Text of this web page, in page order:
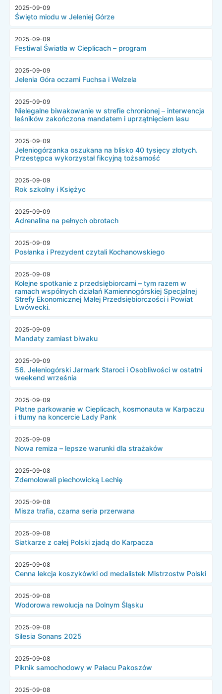
2025-09-09
Święto miodu w Jeleniej Górze
2025-09-09
Festiwal Światła w Cieplicach – program
2025-09-09
Jelenia Góra oczami Fuchsa i Welzela
2025-09-09
Nielegalne biwakowanie w strefie chronionej – interwencja
leśników zakończona mandatem i uprzątnięciem lasu
2025-09-09
Jeleniogórzanka oszukana na blisko 40 tysięcy złotych.
Przestępca wykorzystał fikcyjną tożsamość
2025-09-09
Rok szkolny i Księżyc
2025-09-09
Adrenalina na pełnych obrotach
2025-09-09
Posłanka i Prezydent czytali Kochanowskiego
2025-09-09
Kolejne spotkanie z przedsiębiorcami – tym razem w
ramach wspólnych działań Kamiennogórskiej Specjalnej
Strefy Ekonomicznej Małej Przedsiębiorczości i Powiat
Lwówecki.
2025-09-09
Mandaty zamiast biwaku
2025-09-09
56. Jeleniogórski Jarmark Staroci i Osobliwości w ostatni
weekend września
2025-09-09
Płatne parkowanie w Cieplicach, kosmonauta w Karpaczu
i tłumy na koncercie Lady Pank
2025-09-09
Nowa remiza – lepsze warunki dla strażaków
2025-09-08
Zdemolowali piechowicką Lechię
2025-09-08
Misza trafia, czarna seria przerwana
2025-09-08
Siatkarze z całej Polski zjadą do Karpacza
2025-09-08
Cenna lekcja koszykówki od medalistek Mistrzostw Polski
2025-09-08
Wodorowa rewolucja na Dolnym Śląsku
2025-09-08
Silesia Sonans 2025
2025-09-08
Piknik samochodowy w Pałacu Pakoszów
2025-09-08